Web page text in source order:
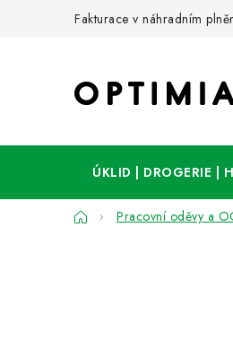
Fakturace v náhradním
ÚKLID | DROGERIE |
DomůPracovní oděvy a